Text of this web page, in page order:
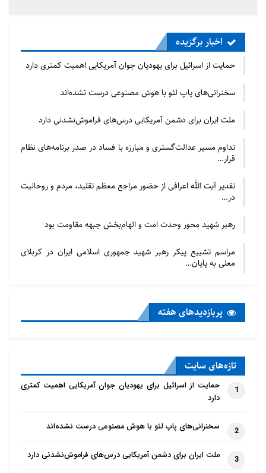
اخبار برگزیده
حمایت از اسرائیل برای یهودیان جوان آمریکایی اهمیت کمتری دارد
سخنرانی‌های پاپ لئو با هوش مصنوعی درست نشده‌اند
ملت ایران برای دشمن آمریکایی درس‌های فراموش‌نشدنی دارد
تداوم مسیر عدالت‌گستری و مبارزه با فساد در صدر برنامه‌های نظام
قرار…
تقدیر آیت الله اعرافی از حضور مراجع معظم تقلید، مردم و روحانیت
در…
رهبر شهید محور وحدت امت و الهام‌بخش جبهه مقاومت بود
مراسم تشییع پیکر رهبر شهید جمهوری اسلامی ایران در کربلای
معلی به پایان…
پربازدید‌های هفته
تازه‌‌های سایت
1
حمایت از اسرائیل برای یهودیان جوان آمریکایی اهمیت کمتری
دارد
2 سخنرانی‌های پاپ لئو با هوش مصنوعی درست نشده‌اند
3 ملت ایران برای دشمن آمریکایی درس‌های فراموش‌نشدنی دارد